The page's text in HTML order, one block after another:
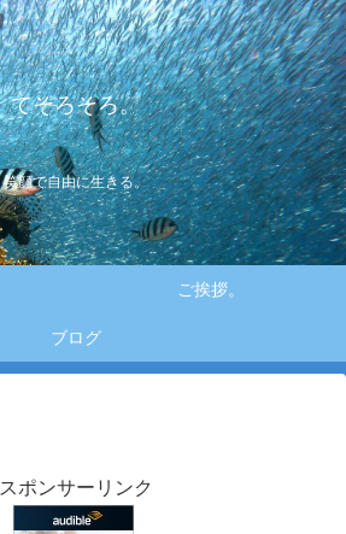
てそろそろ。
笑顔で自由に生きる。
ご挨拶。
ブログ
スポンサーリンク